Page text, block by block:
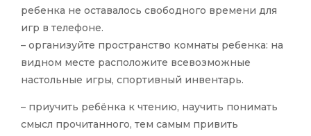
ребенка не оставалось свободного времени для
игр в телефоне.
– организуйте пространство комнаты ребенка: на
видном месте расположите всевозможные
настольные игры, спортивный инвентарь.
– приучить ребёнка к чтению, научить понимать
смысл прочитанного, тем самым привить